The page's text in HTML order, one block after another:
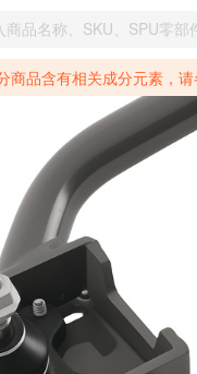
物质和致生殖毒性物质，亦或是包含某一物质即为致癌物质又为致生殖毒性物质的产品的警示标语要求。 *新法案提供的警示标语修订并不是强制实施的，其只是避免昂贵诉讼的一种有效的方法。只要企业在保证其使用的另外的警示标语是“清晰和合理”并符合加州65法案要求的，那也是可以被接受的。*请充分了解第三方销售平台对商品上架规要求，并根据对应平台规则调整相关商品信息后进行上架，以免造成您不必要损失。 汽配产品上架注意事项： 不同第三方平台对于适配车型等信息的填